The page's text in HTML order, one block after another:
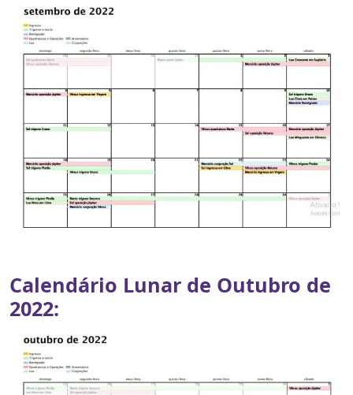
Calendário Lunar de Outubro de
2022: